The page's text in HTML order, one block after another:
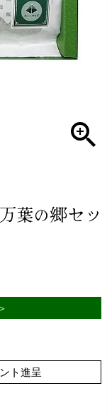
葉の郷セッ
ト進呈